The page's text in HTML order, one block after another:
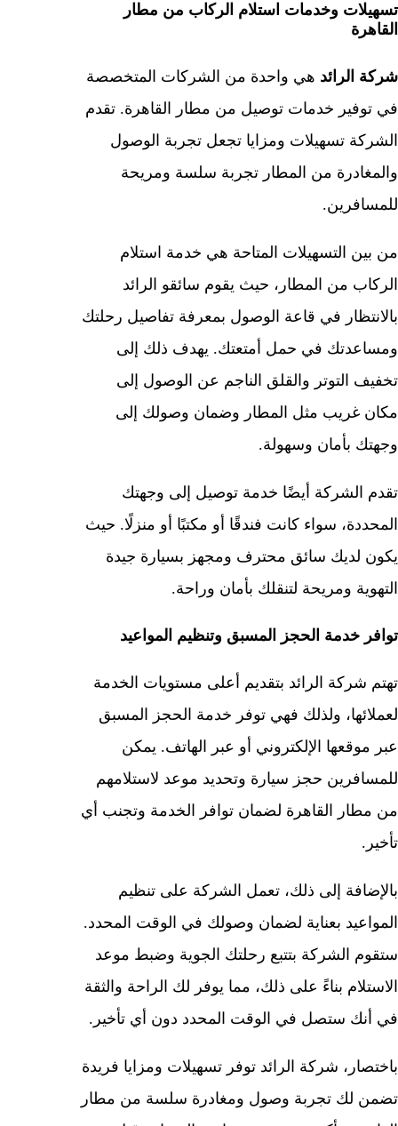
تسهيلات وخدمات استلام الركاب من مطار
القاهرة
شركة الرائد هي واحدة من الشركات المتخصصة
في توفير خدمات توصيل من مطار القاهرة. تقدم
الشركة تسهيلات ومزايا تجعل تجربة الوصول
والمغادرة من المطار تجربة سلسة ومريحة
للمسافرين.
من بين التسهيلات المتاحة هي خدمة استلام
الركاب من المطار، حيث يقوم سائقو الرائد
بالانتظار في قاعة الوصول بمعرفة تفاصيل رحلتك
ومساعدتك في حمل أمتعتك. يهدف ذلك إلى
تخفيف التوتر والقلق الناجم عن الوصول إلى
مكان غريب مثل المطار وضمان وصولك إلى
وجهتك بأمان وسهولة.
تقدم الشركة أيضًا خدمة توصيل إلى وجهتك
المحددة، سواء كانت فندقًا أو مكتبًا أو منزلًا. حيث
يكون لديك سائق محترف ومجهز بسيارة جيدة
التهوية ومريحة لتنقلك بأمان وراحة.
توافر خدمة الحجز المسبق وتنظيم المواعيد
تهتم شركة الرائد بتقديم أعلى مستويات الخدمة
لعملائها، ولذلك فهي توفر خدمة الحجز المسبق
عبر موقعها الإلكتروني أو عبر الهاتف. يمكن
للمسافرين حجز سيارة وتحديد موعد لاستلامهم
من مطار القاهرة لضمان توافر الخدمة وتجنب أي
تأخير.
بالإضافة إلى ذلك، تعمل الشركة على تنظيم
المواعيد بعناية لضمان وصولك في الوقت المحدد.
ستقوم الشركة بتتبع رحلتك الجوية وضبط موعد
الاستلام بناءً على ذلك، مما يوفر لك الراحة والثقة
في أنك ستصل في الوقت المحدد دون أي تأخير.
باختصار، شركة الرائد توفر تسهيلات ومزايا فريدة
تضمن لك تجربة وصول ومغادرة سلسة من مطار